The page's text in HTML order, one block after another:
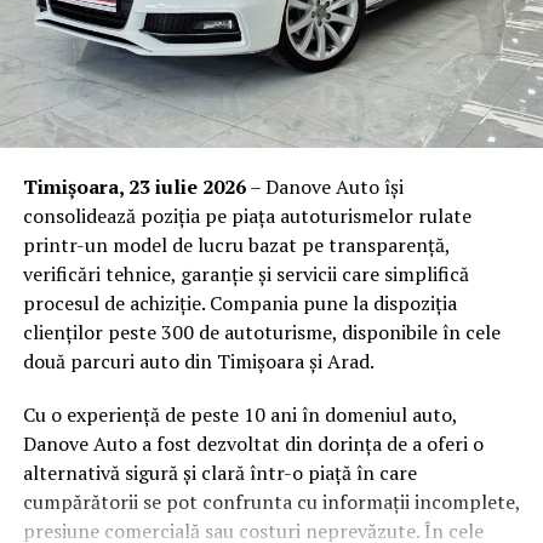
Beneficiile concrete pentru
companie ale unei echipe
instruite
formalitate bifată pe lista de conformitate. Are efecte
măsurabile asupra modului în care funcționează
organizația și asupra oamenilor din ea.
Răspuns rapid și competentla incidente, ceea ce
reduce gravitatea consecințelor și, implicit,
perioadele de absență medicală.
Conformitate cu obligațiile de securitate și
sănătate în muncă, care impun angajatorului să
asigure măsuri de prim ajutor și personal desemnat
pentru acordarea acestuia.
Reducerea răspunderii juridiceîn cazul unui
Timișoara, 23 iulie 2026– Danove Auto își
consolidează poziția pe piața autoturismelor rulate
printr-un model de lucru bazat pe transparență,
verificări tehnice, garanție și servicii care simplifică
procesul de achiziție. Compania pune la dispoziția
clienților peste 300 de autoturisme, disponibile în cele
două parcuri auto din Timișoara și Arad.
Cu o experiență de peste 10 ani în domeniul auto,
Danove Auto a fost dezvoltat din dorința de a oferi o
alternativă sigură și clară într-o piață în care
cumpărătorii se pot confrunta cu informații incomplete,
presiune comercială sau costuri neprevăzute. În cele